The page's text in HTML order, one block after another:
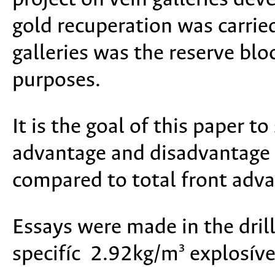
gold recuperation was
galleries was the reserve
purposes.
It is the goal of this paper
advantage and
compared to total front
Essays were made in the
specifíc 2.92kg/m³